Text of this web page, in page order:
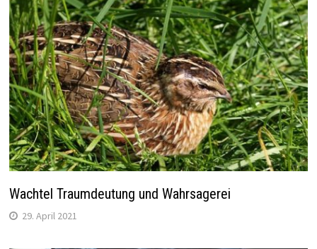
Wachtel Traumdeutung und Wahrsagerei
29. April 2021